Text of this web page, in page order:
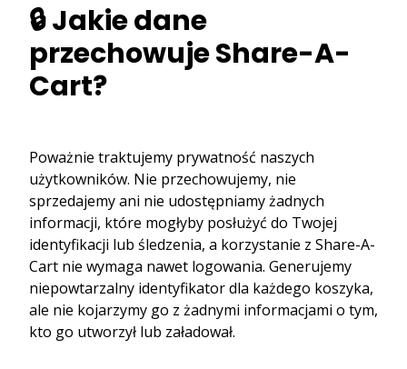
🔒 Jakie dane
przechowuje Share-A-
Cart?
Poważnie traktujemy prywatność naszych
użytkowników. Nie przechowujemy, nie
sprzedajemy ani nie udostępniamy żadnych
informacji, które mogłyby posłużyć do Twojej
identyfikacji lub śledzenia, a korzystanie z Share-A-
Cart nie wymaga nawet logowania. Generujemy
niepowtarzalny identyfikator dla każdego koszyka,
ale nie kojarzymy go z żadnymi informacjami o tym,
kto go utworzył lub załadował.